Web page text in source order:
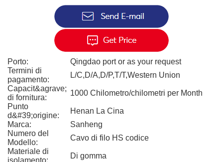
Porto:
Qingdao port or as your request
Termini di
pagamento:
L/C,D/A,D/P,T/T,Western Union
Capacit&agrave;
di fornitura:
1000 Chilometro/chilometri per Month
Punto
d&#39;origine:
Henan La Cina
Marca:
Sanheng
Numero del
Modello:
Cavo di filo HS codice
Materiale di
isolamento:
Di gomma